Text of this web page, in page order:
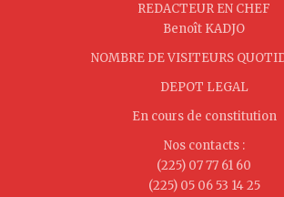
REDACTEUR EN CHEF
Benoît KADJO
NOMBRE DE VISITEURS
DEPOT LEGAL
En cours de constitution
Nos contacts :
(225) 07 77 61 60
(225) 05 06 53 14 25